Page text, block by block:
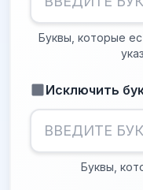
Буквы, которые
Исключить
Буквы,